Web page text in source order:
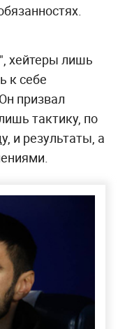
хейтеры лишь
к себе
призвал
тактику, по
и результаты, а